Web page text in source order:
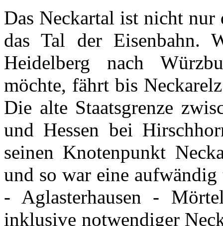
Das Neckartal ist nicht nur
das Tal der Eisenbahn.
Heidelberg nach
möchte, fährt bis
Die alte Staatsgrenze
und Hessen bei
seinen Knotenpunkt
und so war eine
- Aglasterhausen -
inklusive notwendiger